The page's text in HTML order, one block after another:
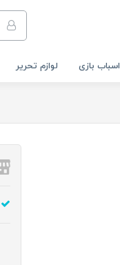
اسباب بازی لوازم تحریر